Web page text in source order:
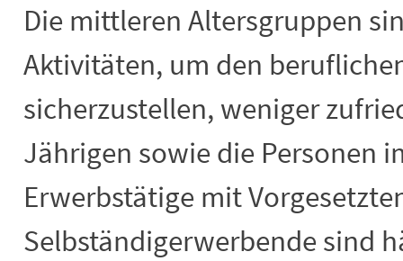
Die mittleren Altersgruppen
Aktivitäten, um den
sicherzustellen, weniger
Jährigen sowie die Personen
Erwerbstätige mit
Selbständigerwerbende sind